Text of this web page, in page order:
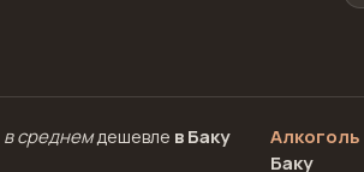
в среднемдешевле в Баку Алкоголь
Баку